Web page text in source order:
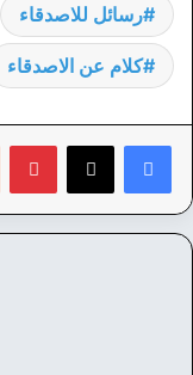
رسائل للاصدقاء
كلام عن الاصدقاء